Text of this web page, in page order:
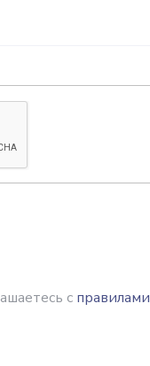
с правилами